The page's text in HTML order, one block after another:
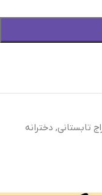
تابستانی, دخترانه